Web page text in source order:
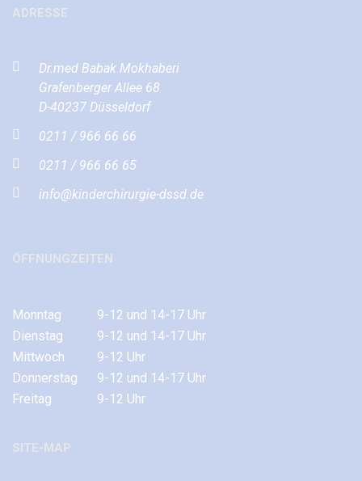
ADRESSE
Dr.med Babak Mokhaberi
Grafenberger Allee 68
D-40237 Düsseldorf
0211 / 966 66 66
0211 / 966 66 65
info@kinderchirurgie-dssd.de
ÖFFNUNGZEITEN
Monntag
Dienstag
Mittwoch
Donnerstag
Freitag
9-12 und 14-17 Uhr
9-12 und 14-17 Uhr
9-12 Uhr
9-12 und 14-17 Uhr
9-12 Uhr
SITE-MAP